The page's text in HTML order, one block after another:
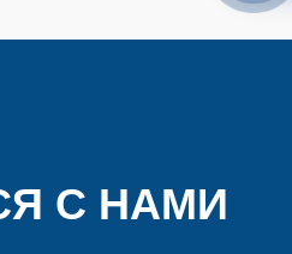
С НАМИ